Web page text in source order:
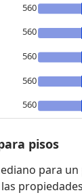
560
560
560
560
560
pisos
para un